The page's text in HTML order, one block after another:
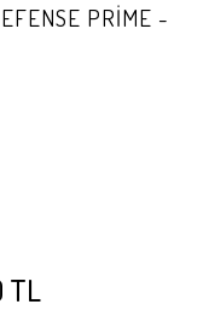
PRİME -
TL